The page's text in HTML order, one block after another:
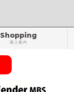
Shopping
購入案内